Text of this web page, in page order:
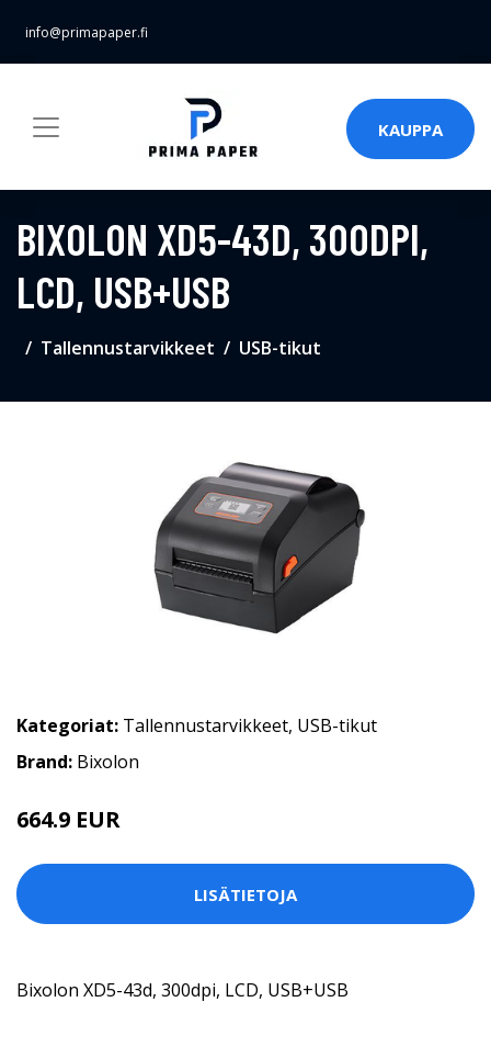
info@primapaper.fi
KAUPPA
BIXOLON XD5-43D, 300DPI,
LCD, USB+USB
Tallennustarvikkeet USB-tikut
Kategoriat: Tallennustarvikkeet, USB-tikut
Brand: Bixolon
664.9 EUR
LISÄTIETOJA
Bixolon XD5-43d, 300dpi, LCD, USB+USB